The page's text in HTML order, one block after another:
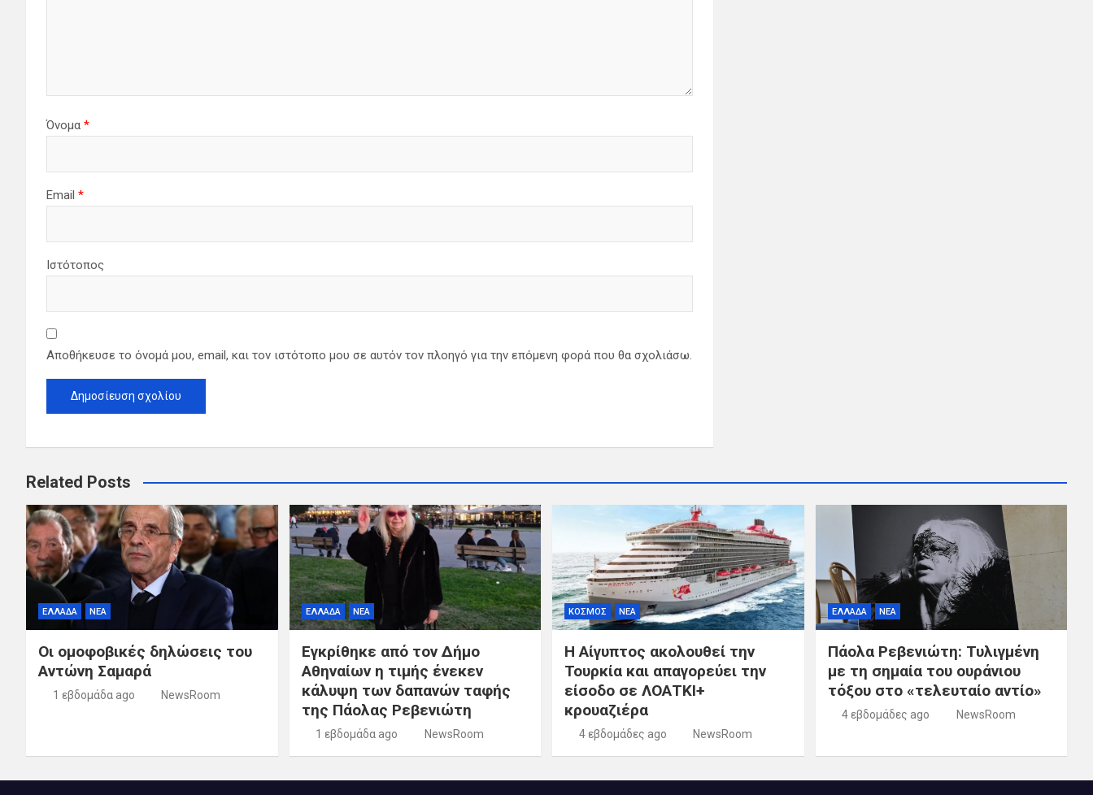
Όνομα *
Email *
Ιστότοπος
Αποθήκευσε το όνομά μου, email, και τον ιστότοπο μου σε αυτόν τον πλοηγό για την επόμενη φορά που θα σχολιάσω.
Related Posts
ΕΛΛΑΔΑ ΝΕΑ
Οι ομοφοβικές δηλώσεις του
Αντώνη Σαμαρά
1 εβδομάδα ago NewsRoom
ΕΛΛΑΔΑ ΝΕΑ
Εγκρίθηκε από τον Δήμο
Αθηναίων η τιμής ένεκεν
κάλυψη των δαπανών ταφής
της Πάολας Ρεβενιώτη
1 εβδομάδα ago NewsRoom
ΚΟΣΜΟΣ ΝΕΑ
Η Αίγυπτος ακολουθεί την
Τουρκία και απαγορεύει την
είσοδο σε ΛΟΑΤΚΙ+
κρουαζιέρα
4 εβδομάδες ago NewsRoom
ΕΛΛΑΔΑ ΝΕΑ
Πάολα Ρεβενιώτη: Τυλιγμένη
με τη σημαία του ουράνιου
τόξου στο «τελευταίο αντίο»
4 εβδομάδες ago NewsRoom